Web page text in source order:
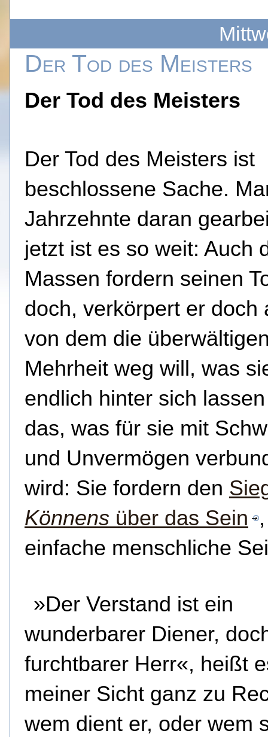
Der Tod des Meisters
Der Tod des Meisters
Der Tod des Meisters ist
beschlossene Sache.
Jahrzehnte daran
jetzt ist es so weit: Auch
Massen fordern seinen
doch, verkörpert er doch
von dem die
Mehrheit weg will, was
endlich hinter sich
das, was für sie mit
und Unvermögen
wird: Sie fordern den
Könnens über das Sein
einfache menschliche
»Der Verstand ist ein
wunderbarer Diener,
furchtbarer Herr«, heißt
meiner Sicht ganz zu
wem dient er, oder wem